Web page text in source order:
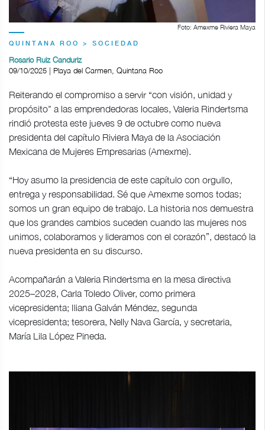
Foto: Amexme Riviera Maya
QUINTANA ROO > SOCIEDAD
Rosario Ruiz Canduriz
09/10/2025 | Playa del Carmen, Quintana Roo
Reiterando el compromiso a servir “con visión, unidad y
propósito" a las emprendedoras locales, Valeria Rindertsma
rindió protesta este jueves 9 de octubre como nueva
presidenta del capítulo Riviera Maya de la Asociación
Mexicana de Mujeres Empresarias (Amexme).
“Hoy asumo la presidencia de este capítulo con orgullo,
entrega y responsabilidad. Sé que Amexme somos todas;
somos un gran equipo de trabajo. La historia nos demuestra
que los grandes cambios suceden cuando las mujeres nos
unimos, colaboramos y lideramos con el corazón”, destacó la
nueva presidenta en su discurso.
Acompañarán a Valeria Rindertsma en la mesa directiva
2025–2028, Carla Toledo Oliver, como primera
vicepresidenta; Iliana Galván Méndez, segunda
vicepresidenta; tesorera, Nelly Nava García, y secretaria,
María Lila López Pineda.